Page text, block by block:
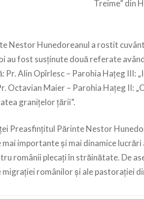
Treime” din
Nestor Hunedoreanul a rostit
au fost susținute două referate
Pr. Alin Opîrlesc – Parohia Hațeg III:
Octavian Maier – Parohia Hațeg II:
granițelor țării”.
Preasfințitul Părinte Nestor
mai importante și mai dinamice
românii plecați în străinătate. De
migrației românilor și ale pastorației